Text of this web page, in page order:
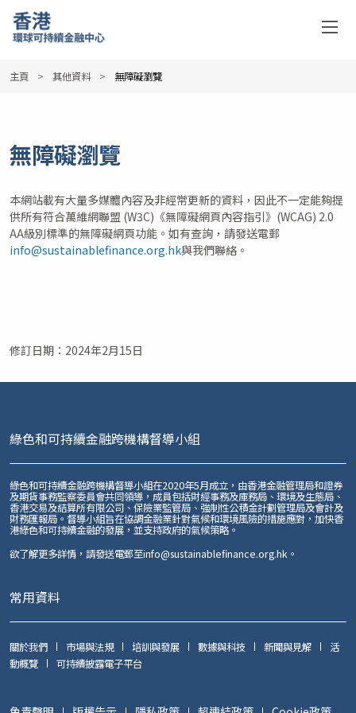
主頁 其他資料 無障礙瀏覽
無障礙瀏覽
本網站載有大量多媒體內容及非經常更新的資料，因此不一定能夠提
供所有符合萬維網聯盟 (W3C)《無障礙網頁內容指引》(WCAG) 2.0
AA級別標準的無障礙網頁功能。如有查詢，請發送電郵
info@sustainablefinance.org.hk與我們聯絡。
修訂日期：2024年2月15日
綠色和可持續金融跨機構督導小組
綠色和可持續金融跨機構督導小組在2020年5月成立，由香港金融管理局和證券
及期貨事務監察委員會共同領導，成員包括財經事務及庫務局、環境及生態局、
香港交易及結算所有限公司、保險業監管局、強制性公積金計劃管理局及會計及
財務匯報局。督導小組旨在協調金融業針對氣候和環境風險的措施應對，加快香
港綠色和可持續金融的發展，並支持政府的氣候策略。
欲了解更多詳情，請發送電郵至info@sustainablefinance.org.hk 。
常用資料
關於我們 市場與法規 培訓與發展 數據與科技 新聞與見解
活
動概覽
可持續披露電子平台